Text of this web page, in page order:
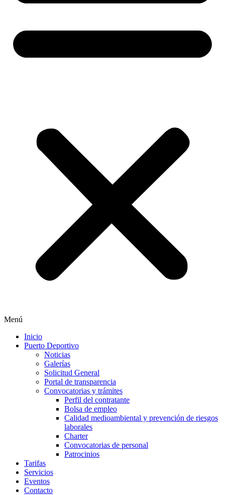
Menú
Inicio
Puerto Deportivo
Noticias
Galerías
Solicitud General
Portal de transparencia
Convocatorias y trámites
Perfil del contratante
Bolsa de empleo
Calidad medioambiental y prevención de riesgos
laborales
Charter
Convocatorias de personal
Patrocinios
Tarifas
Servicios
Eventos
Contacto